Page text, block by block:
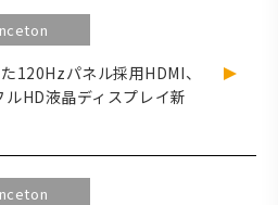
120Hzパネル採用HDMI、
HD液晶ディスプレイ新